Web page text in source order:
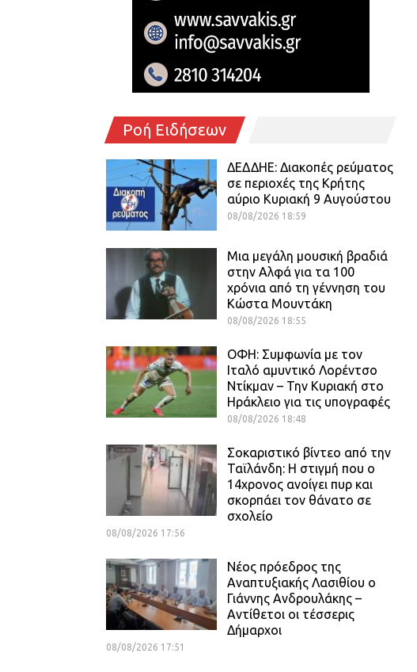
Ροή Ειδήσεων
ΔΕΔΔΗΕ: Διακοπές ρεύματος
σε περιοχές της Κρήτης
αύριο Κυριακή 9 Αυγούστου
08/08/2026 18:59
Μια μεγάλη μουσική βραδιά
στην Αλφά για τα 100
χρόνια από τη γέννηση του
Κώστα Μουντάκη
08/08/2026 18:55
ΟΦΗ: Συμφωνία με τον
Ιταλό αμυντικό Λορέντσο
Ντίκμαν – Την Κυριακή στο
Ηράκλειο για τις υπογραφές
08/08/2026 18:48
Σοκαριστικό βίντεο από την
Ταϊλάνδη: Η στιγμή που ο
14χρονος ανοίγει πυρ και
σκορπάει τον θάνατο σε
σχολείο
08/08/2026 17:56
Νέος πρόεδρος της
Αναπτυξιακής Λασιθίου ο
Γιάννης Ανδρουλάκης –
Αντίθετοι οι τέσσερις
Δήμαρχοι
08/08/2026 17:51